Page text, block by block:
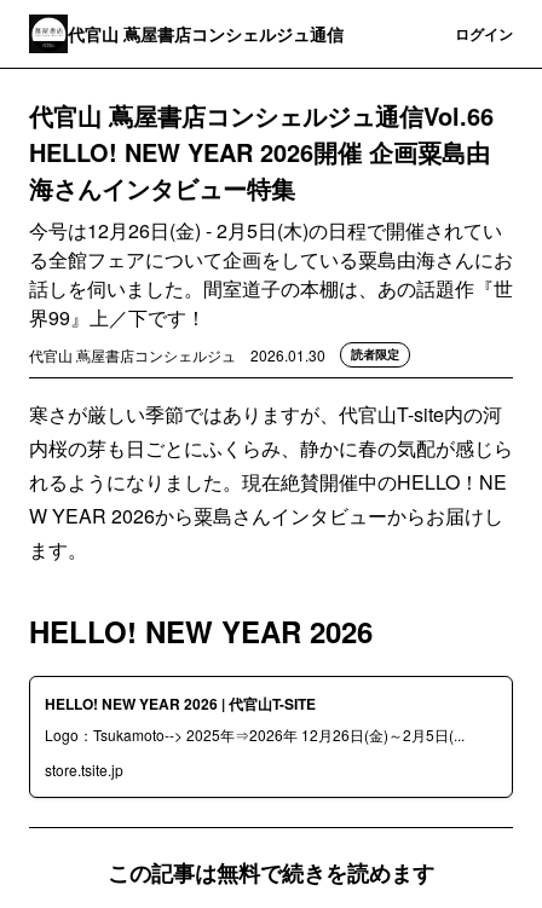
代官山 蔦屋書店コンシェルジュ通信 ログイン
代官山 蔦屋書店コンシェルジュ通信Vol.66
HELLO! NEW YEAR 2026開催 企画粟島由
海さんインタビュー特集
今号は12月26日(金) - 2月5日(木)の日程で開催されてい
る全館フェアについて企画をしている粟島由海さんにお
話しを伺いました。間室道子の本棚は、あの話題作『世
界99』上／下です！
代官山 蔦屋書店コンシェルジュ 2026.01.30 読者限定
寒さが厳しい季節ではありますが、代官山T-site内の河
内桜の芽も日ごとにふくらみ、静かに春の気配が感じら
れるようになりました。現在絶賛開催中のHELLO！NE
W YEAR 2026から粟島さんインタビューからお届けし
ます。
HELLO! NEW YEAR 2026
HELLO! NEW YEAR 2026 | 代官山T-SITE
Logo：Tsukamoto--> 2025年⇒2026年 12月26日(金)～2月5日(...
store.tsite.jp
この記事は無料で続きを読めます